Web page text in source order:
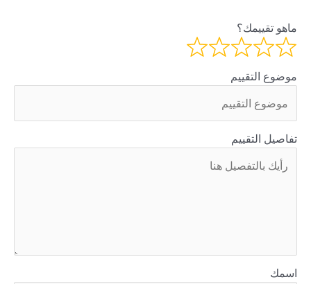
ماهو تقييمك؟
موضوع التقييم
تفاصيل التقييم
اسمك